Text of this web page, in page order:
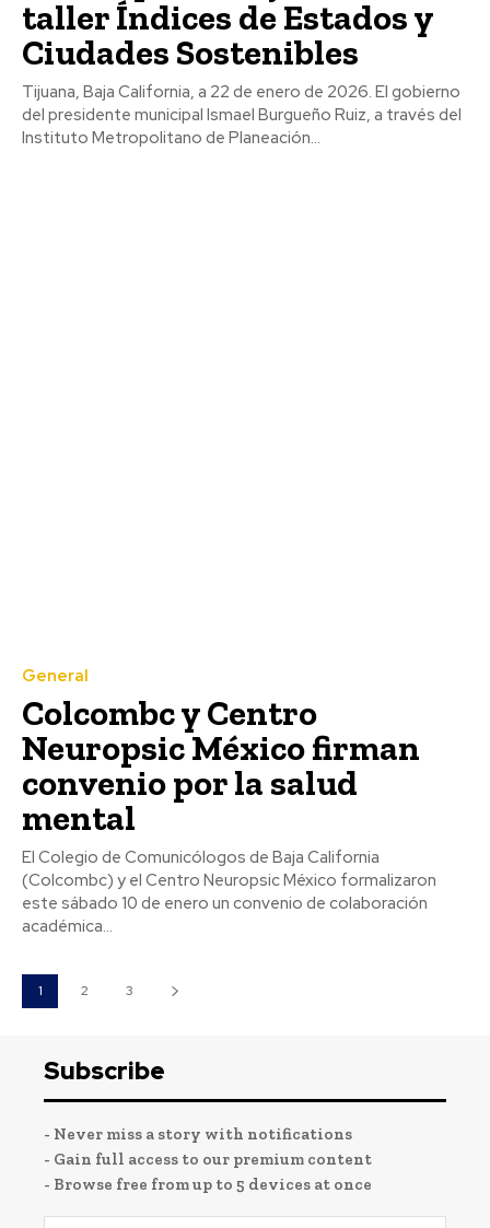
taller Índices de Estados y
Ciudades Sostenibles
Tijuana, Baja California, a 22 de enero de 2026. El gobierno
del presidente municipal Ismael Burgueño Ruiz, a través del
Instituto Metropolitano de Planeación...
General
Colcombc y Centro
Neuropsic México firman
convenio por la salud
mental
El Colegio de Comunicólogos de Baja California
(Colcombc) y el Centro Neuropsic México formalizaron
este sábado 10 de enero un convenio de colaboración
académica...
1 2 3
Subscribe
- Never miss a story with notifications
- Gain full access to our premium content
- Browse free from up to 5 devices at once